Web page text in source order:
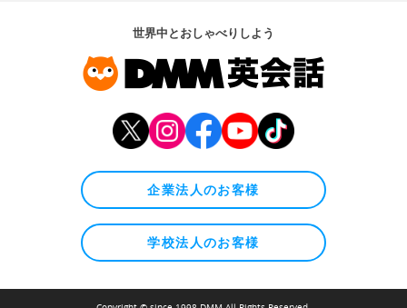
世界中とおしゃべりしよう
企業法人のお客様
学校法人のお客様